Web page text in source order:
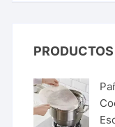
PRODUCTOS